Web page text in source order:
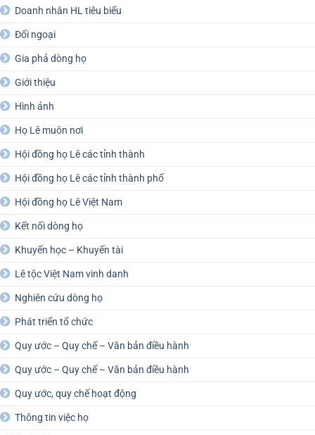
Doanh nhân HL tiêu biểu
Đối ngoại
Gia phả dòng họ
Giới thiệu
Hình ảnh
Họ Lê muôn nơi
Hội đồng họ Lê các tỉnh thành
Hội đồng họ Lê các tỉnh thành phố
Hội đồng họ Lê Việt Nam
Kết nối dòng họ
Khuyến học – Khuyến tài
Lê tộc Việt Nam vinh danh
Nghiên cứu dòng họ
Phát triển tổ chức
Quy ước – Quy chế – Văn bản điều hành
Quy ước – Quy chế – Văn bản điều hành
Quy ước, quy chế hoạt động
Thông tin việc họ